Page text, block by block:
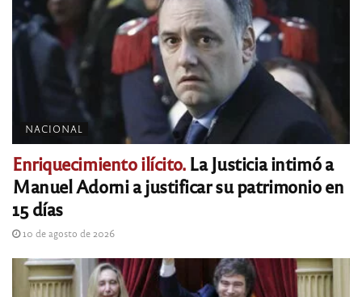
NACIONAL
Enriquecimiento ilícito.La Justicia intimó a
Manuel Adorni a justificar su patrimonio en
15 días
10 de agosto de 2026